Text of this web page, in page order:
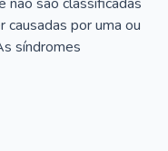
causadas por uma ou
síndromes